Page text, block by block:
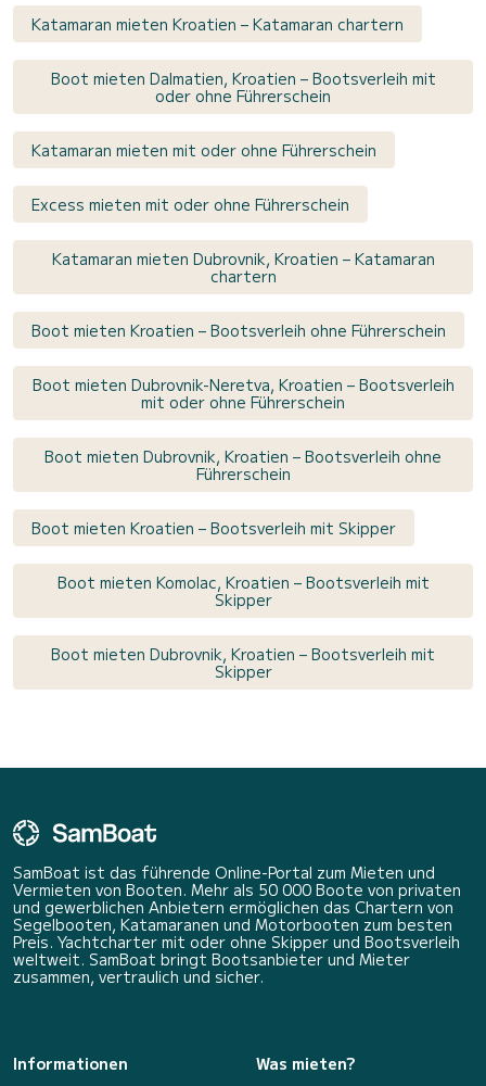
Katamaran mieten Kroatien – Katamaran chartern
Boot mieten Dalmatien, Kroatien – Bootsverleih mit
oder ohne Führerschein
Katamaran mieten mit oder ohne Führerschein
Excess mieten mit oder ohne Führerschein
Katamaran mieten Dubrovnik, Kroatien – Katamaran
chartern
Boot mieten Kroatien – Bootsverleih ohne Führerschein
Boot mieten Dubrovnik-Neretva, Kroatien – Bootsverleih
mit oder ohne Führerschein
Boot mieten Dubrovnik, Kroatien – Bootsverleih ohne
Führerschein
Boot mieten Kroatien – Bootsverleih mit Skipper
Boot mieten Komolac, Kroatien – Bootsverleih mit
Skipper
Boot mieten Dubrovnik, Kroatien – Bootsverleih mit
Skipper
SamBoat ist das führende Online-Portal zum Mieten und
Vermieten von Booten. Mehr als 50 000 Boote von privaten
und gewerblichen Anbietern ermöglichen das Chartern von
Segelbooten, Katamaranen und Motorbooten zum besten
Preis. Yachtcharter mit oder ohne Skipper und Bootsverleih
weltweit. SamBoat bringt Bootsanbieter und Mieter
zusammen, vertraulich und sicher.
Informationen
Was mieten?